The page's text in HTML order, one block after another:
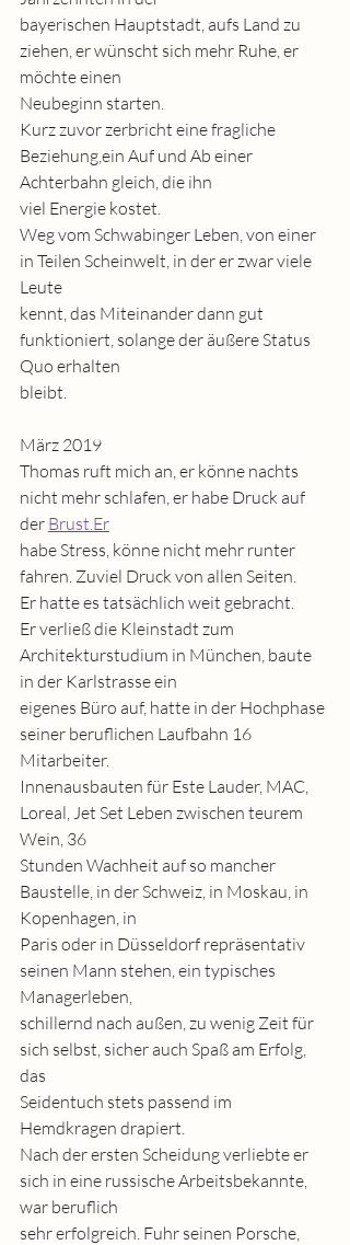
bayerischen Hauptstadt, aufs Land zu
ziehen, er wünscht sich mehr Ruhe, er
möchte einen
Neubeginn starten.
Kurz zuvor zerbricht eine fragliche
Beziehung,ein Auf und Ab einer
Achterbahn gleich, die ihn
viel Energie kostet.
Weg vom Schwabinger Leben, von einer
in Teilen Scheinwelt, in der er zwar viele
Leute
kennt, das Miteinander dann gut
funktioniert, solange der äußere Status
Quo erhalten
bleibt.
März 2019
Thomas ruft mich an, er könne nachts
nicht mehr schlafen, er habe Druck auf
der Brust.Er
habe Stress, könne nicht mehr runter
fahren. Zuviel Druck von allen Seiten.
Er hatte es tatsächlich weit gebracht.
Er verließ die Kleinstadt zum
Architekturstudium in München, baute
in der Karlstrasse ein
eigenes Büro auf, hatte in der Hochphase
seiner beruflichen Laufbahn 16
Mitarbeiter.
Innenausbauten für Este Lauder, MAC,
Loreal, Jet Set Leben zwischen teurem
Wein, 36
Stunden Wachheit auf so mancher
Baustelle, in der Schweiz, in Moskau, in
Kopenhagen, in
Paris oder in Düsseldorf repräsentativ
seinen Mann stehen, ein typisches
Managerleben,
schillernd nach außen, zu wenig Zeit für
sich selbst, sicher auch Spaß am Erfolg,
das
Seidentuch stets passend im
Hemdkragen drapiert.
Nach der ersten Scheidung verliebte er
sich in eine russische Arbeitsbekannte,
war beruflich
sehr erfolgreich. Fuhr seinen Porsche,